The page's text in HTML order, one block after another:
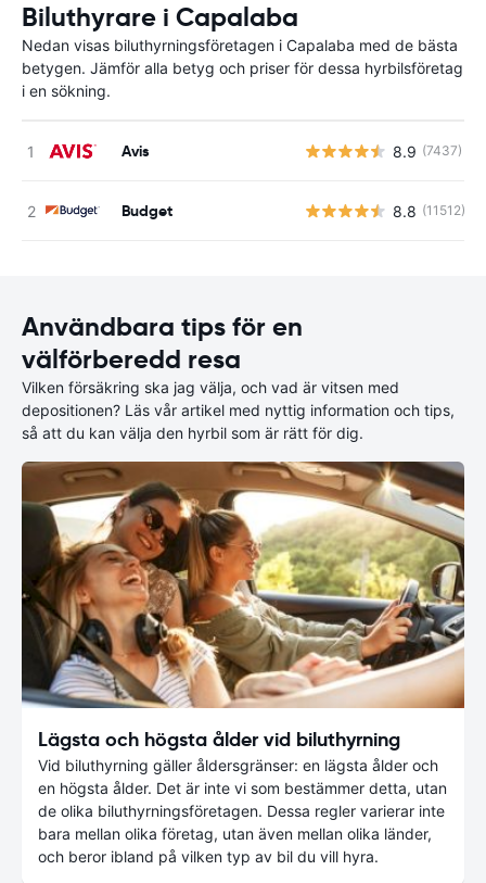
Biluthyrare i Capalaba
Nedan visas biluthyrningsföretagen i Capalaba med de bästa
betygen. Jämför alla betyg och priser för dessa hyrbilsföretag
i en sökning.
Avis 8.9 (7437)
Budget 8.8 (11512)
Användbara tips för en
välförberedd resa
Vilken försäkring ska jag välja, och vad är vitsen med
depositionen? Läs vår artikel med nyttig information och tips,
så att du kan välja den hyrbil som är rätt för dig.
Lägsta och högsta ålder vid biluthyrning
Vid biluthyrning gäller åldersgränser: en lägsta ålder och
en högsta ålder. Det är inte vi som bestämmer detta, utan
de olika biluthyrningsföretagen. Dessa regler varierar inte
bara mellan olika företag, utan även mellan olika länder,
och beror ibland på vilken typ av bil du vill hyra.